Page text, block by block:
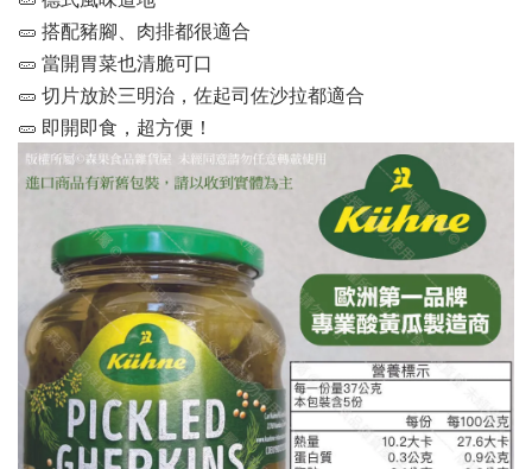
🥒 搭配豬腳、肉排都很適合
🥒 當開胃菜也清脆可口
🥒 切片放於三明治，佐起司佐沙拉都適合
🥒 即開即食，超方便！